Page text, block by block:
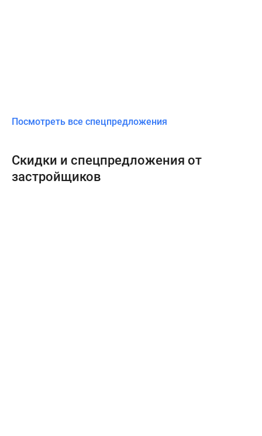
Посмотреть все спецпредложения
Скидки и спецпредложения от
застройщиков